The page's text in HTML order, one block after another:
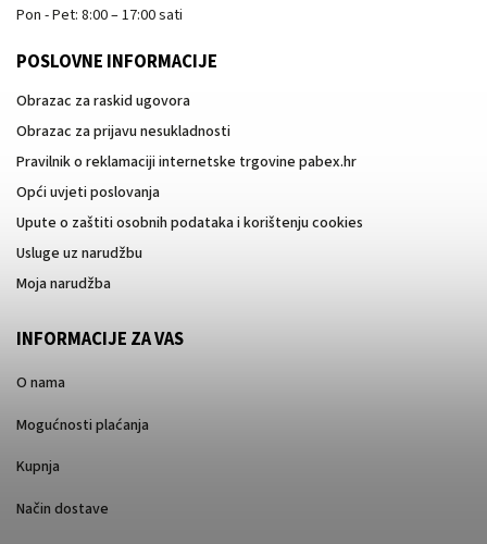
Pon - Pet: 8:00 – 17:00 sati
POSLOVNE INFORMACIJE
Obrazac za raskid ugovora
Obrazac za prijavu nesukladnosti
Pravilnik o reklamaciji internetske trgovine pabex.hr
Opći uvjeti poslovanja
Upute o zaštiti osobnih podataka i korištenju cookies
Usluge uz narudžbu
Moja narudžba
INFORMACIJE ZA VAS
O nama
Mogućnosti plaćanja
Kupnja
Način dostave